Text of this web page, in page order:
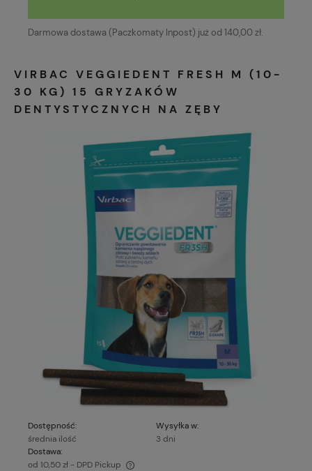
Darmowa dostawa (Paczkomaty Inpost) już od 140,00 zł.
VIRBAC VEGGIEDENT FRESH M (10-
30 KG) 15 GRYZAKÓW
DENTYSTYCZNYCH NA ZĘBY
Dostępność:
średnia ilość
Wysyłka w:
3 dni
Dostawa:
od 10,50 zł - DPD Pickup